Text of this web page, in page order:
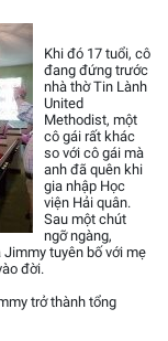
Khi đó 17 tuổi, cô
đang đứng trước
nhà thờ Tin Lành
United
Methodist, một
cô gái rất khác
so với cô gái mà
anh đã quên khi
gia nhập Học
viện Hải quân.
Sau một chút
ngỡ ngàng,
tuyên bố với mẹ
đời.
trở thành tổng